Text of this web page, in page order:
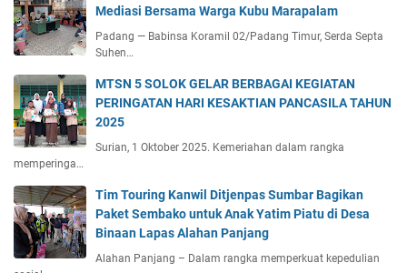
Mediasi Bersama Warga Kubu Marapalam
Padang — Babinsa Koramil 02/Padang Timur, Serda Septa
Suhen…
MTSN 5 SOLOK GELAR BERBAGAI KEGIATAN
PERINGATAN HARI KESAKTIAN PANCASILA TAHUN
2025
Surian, 1 Oktober 2025. Kemeriahan dalam rangka
memperinga…
Tim Touring Kanwil Ditjenpas Sumbar Bagikan
Paket Sembako untuk Anak Yatim Piatu di Desa
Binaan Lapas Alahan Panjang
Alahan Panjang – Dalam rangka memperkuat kepedulian